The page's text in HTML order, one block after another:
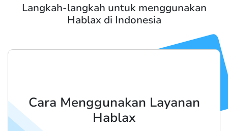
Langkah-langkah untuk menggunakan
Hablax di Indonesia
Cara Menggunakan Layanan
Hablax